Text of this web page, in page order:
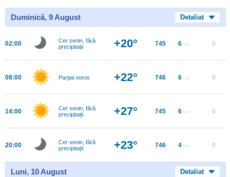
Duminică, 9 August Detaliat
02:00
Cer senin, fără
precipitații
+20° 745 6 m/s 0
08:00 Parţial noros +22° 746 6 m/s 0
14:00
Cer senin, fără
precipitații
+27° 745 6 m/s 0
20:00
Cer senin, fără
precipitații
+23° 746 4 m/s 0
Luni, 10 August Detaliat